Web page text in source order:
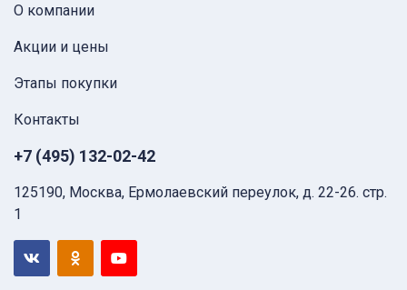
О компании
Акции и цены
Этапы покупки
Контакты
+7 (495) 132-02-42
125190, Москва, Ермолаевский переулок, д. 22-26. стр.
1